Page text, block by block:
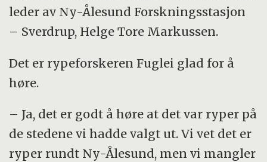
leder av Ny-Ålesund Forskningsstasjon
– Sverdrup, Helge Tore Markussen.
Det er rypeforskeren Fuglei glad for å
høre.
– Ja, det er godt å høre at det var ryper på
de stedene vi hadde valgt ut. Vi vet det er
ryper rundt Ny-Ålesund, men vi mangler